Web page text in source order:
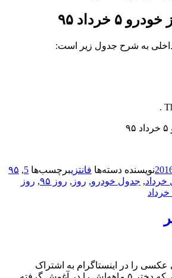
خرداد ۹۵
به شرح جدول زیر است:
نویسنده دسته‌ها فانتزیبرچسب‌ها 5
, ۹۵
خرداد, جدول خودرو, روز , روز ۹۵ , روز
عکسی را در اینستاگرام به اشتراک